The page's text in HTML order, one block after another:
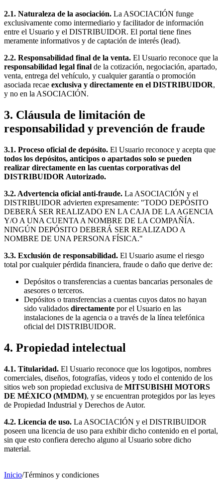
2.1. Naturaleza de la asociación. La ASOCIACIÓN funge
exclusivamente como intermediario y facilitador de información
entre el Usuario y el DISTRIBUIDOR. El portal tiene fines
meramente informativos y de captación de interés (lead).
2.2. Responsabilidad final de la venta. El Usuario reconoce que la
responsabilidad legal final de la cotización, negociación, apartado,
venta, entrega del vehículo, y cualquier garantía o promoción
asociada recae exclusiva y directamente en el DISTRIBUIDOR,
y no en la ASOCIACIÓN.
3. Cláusula de limitación de
responsabilidad y prevención de fraude
3.1. Proceso oficial de depósito. El Usuario reconoce y acepta que
todos los depósitos, anticipos o apartados solo se pueden
realizar directamente en las cuentas corporativas del
DISTRIBUIDOR Autorizado.
3.2. Advertencia oficial anti-fraude. La ASOCIACIÓN y el
DISTRIBUIDOR advierten expresamente: "TODO DEPÓSITO
DEBERÁ SER REALIZADO EN LA CAJA DE LA AGENCIA
Y/O A UNA CUENTA A NOMBRE DE LA COMPAÑÍA.
NINGÚN DEPÓSITO DEBERÁ SER REALIZADO A
NOMBRE DE UNA PERSONA FÍSICA."
3.3. Exclusión de responsabilidad. El Usuario asume el riesgo
total por cualquier pérdida financiera, fraude o daño que derive de:
Depósitos o transferencias a cuentas bancarias personales de
asesores o terceros.
Depósitos o transferencias a cuentas cuyos datos no hayan
sido validados directamente por el Usuario en las
instalaciones de la agencia o a través de la línea telefónica
oficial del DISTRIBUIDOR.
4. Propiedad intelectual
4.1. Titularidad. El Usuario reconoce que los logotipos, nombres
comerciales, diseños, fotografías, videos y todo el contenido de los
sitios web son propiedad exclusiva de MITSUBISHI MOTORS
DE MÉXICO (MMDM), y se encuentran protegidos por las leyes
de Propiedad Industrial y Derechos de Autor.
4.2. Licencia de uso. La ASOCIACIÓN y el DISTRIBUIDOR
poseen una licencia de uso para exhibir dicho contenido en el portal,
sin que esto confiera derecho alguno al Usuario sobre dicho
material.
Inicio/Términos y condiciones